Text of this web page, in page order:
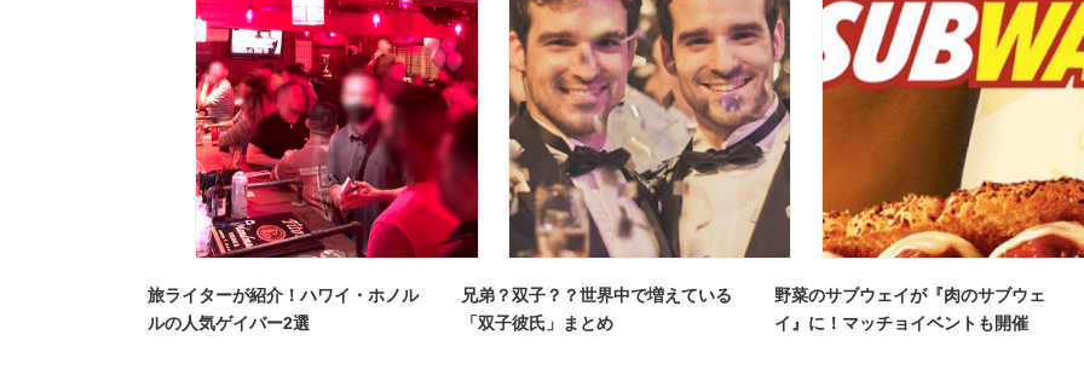
旅ライターが紹介！ハワイ・ホノル
ルの人気ゲイバー2選
兄弟？双子？？世界中で増えている
「双子彼氏」まとめ
野菜のサブウェイが『肉のサブウェ
イ』に！マッチョイベントも開催